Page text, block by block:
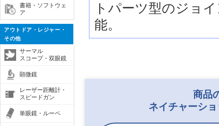
書籍・ソフトウェ
ア
アウトドア・レジャー・
その他
サーマル
スコープ・双眼鏡
顕微鏡
レーザー距離計・
スピードガン
単眼鏡・ルーペ
トパーツ型のジョ
能。
商品
ネイチャーシ